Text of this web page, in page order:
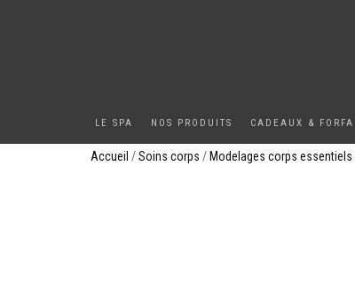
LE SPA NOS PRODUITS CADEAUX &
Accueil /Soins corps / Modelages corps essentiels